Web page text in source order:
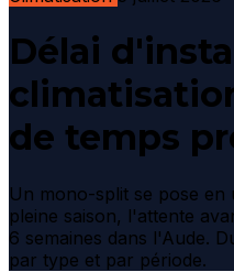
Délai
de temps
Un mono-split se pose en
pleine saison, l'attente
6 semaines dans l'Aude.
par type et par période.